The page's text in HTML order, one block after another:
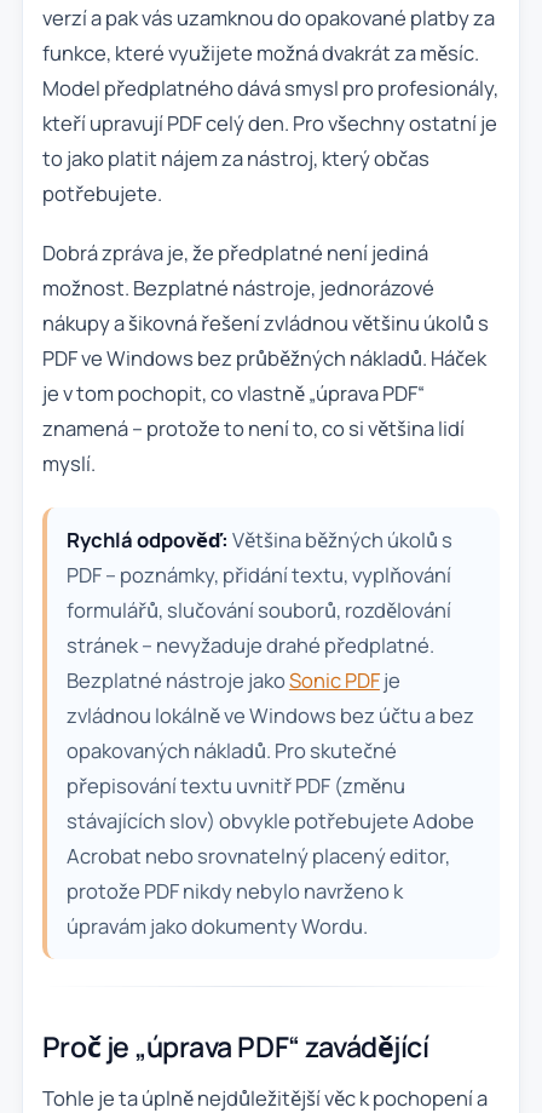
verzí a pak vás uzamknou do opakované platby za
funkce, které využijete možná dvakrát za měsíc.
Model předplatného dává smysl pro profesionály,
kteří upravují PDF celý den. Pro všechny ostatní je
to jako platit nájem za nástroj, který občas
potřebujete.
Dobrá zpráva je, že předplatné není jediná
možnost. Bezplatné nástroje, jednorázové
nákupy a šikovná řešení zvládnou většinu úkolů s
PDF ve Windows bez průběžných nákladů. Háček
je v tom pochopit, co vlastně „úprava PDF“
znamená – protože to není to, co si většina lidí
myslí.
Rychlá odpověď: Většina běžných úkolů s
PDF – poznámky, přidání textu, vyplňování
formulářů, slučování souborů, rozdělování
stránek – nevyžaduje drahé předplatné.
Bezplatné nástroje jakoSonic PDFje
zvládnou lokálně ve Windows bez účtu a bez
opakovaných nákladů. Pro skutečné
přepisování textu uvnitř PDF (změnu
stávajících slov) obvykle potřebujete Adobe
Acrobat nebo srovnatelný placený editor,
protože PDF nikdy nebylo navrženo k
úpravám jako dokumenty Wordu.
Proč je „úprava PDF“ zavádějící
Tohle je ta úplně nejdůležitější věc k pochopení a